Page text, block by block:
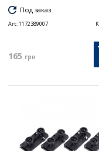
Под заказ
Art:1172389007
165 грн